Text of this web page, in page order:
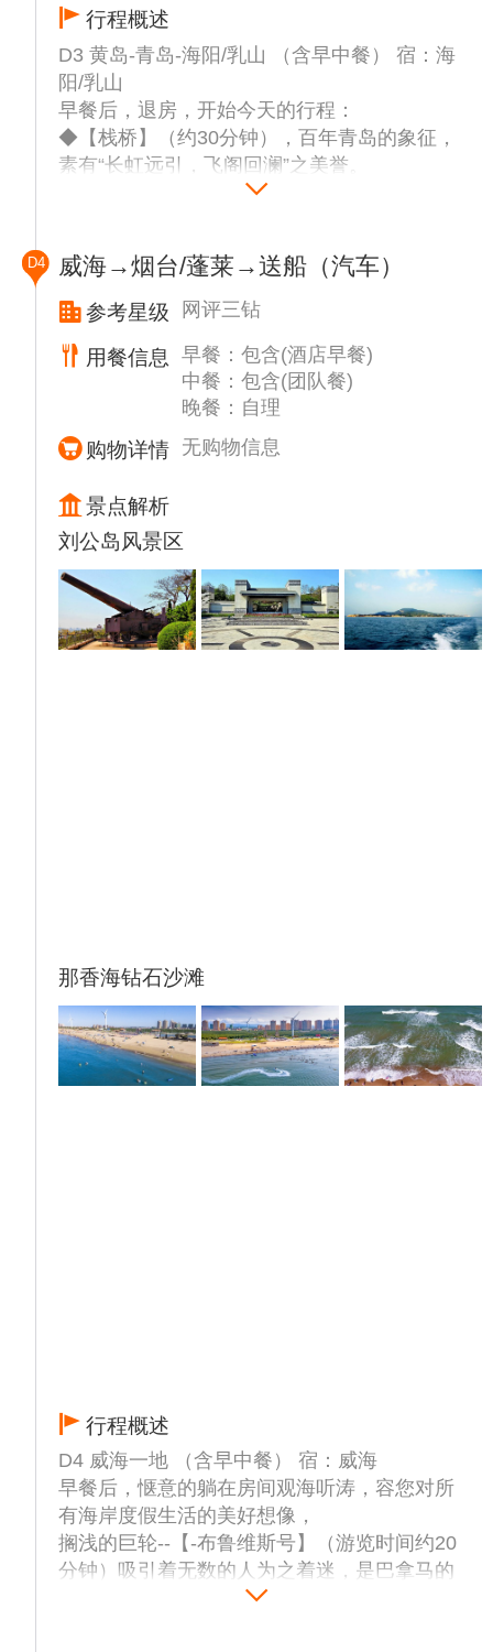
行程概述
D3 黄岛-青岛-海阳/乳山 （含早中餐） 宿：海
阳/乳山
早餐后，退房，开始今天的行程：
◆【栈桥】（约30分钟），百年青岛的象征，
素有“长虹远引，飞阁回澜”之美誉。
◆【五四广场】（约 30分钟）纪念青岛作
帆船比赛场馆。
◆【5A崂山·仰口景区】（约1.5小时）仰口风
景区位于崂山东北部，是整个崂山自然景观较
为经典的游览区域。景区有许多奇峰异石，包
括【狮子峰、仙桃石、寿字峰】等知名景观，
欣赏崂山苍劲书法的摩崖石刻，还有盘旋曲折
的【觅天洞】，仿佛觅天有成，立巨石之上，
心旷神怡。登上仰口巅峰【天苑】，万千景象
一览无余。
后乘车赴威海，入住酒店休息，晚餐自理
D4 威海→烟台/蓬莱→送船（汽车）
参考星级 网评三钻
用餐信息
早餐：包含(酒店早餐)
中餐：包含(团队餐)
晚餐：自理
购物详情 无购物信息
景点解析
刘公岛风景区
那香海钻石沙滩
行程概述
D4 威海一地 （含早中餐） 宿：威海
早餐后，惬意的躺在房间观海听涛，容您对所
有海岸度假生活的美好想像，
搁浅的巨轮--【-布鲁维斯号】（游览时间约20
分钟）吸引着无数的人为之着迷，是巴拿马的
巨轮，搁浅在威海的海边，像极了泰坦尼克